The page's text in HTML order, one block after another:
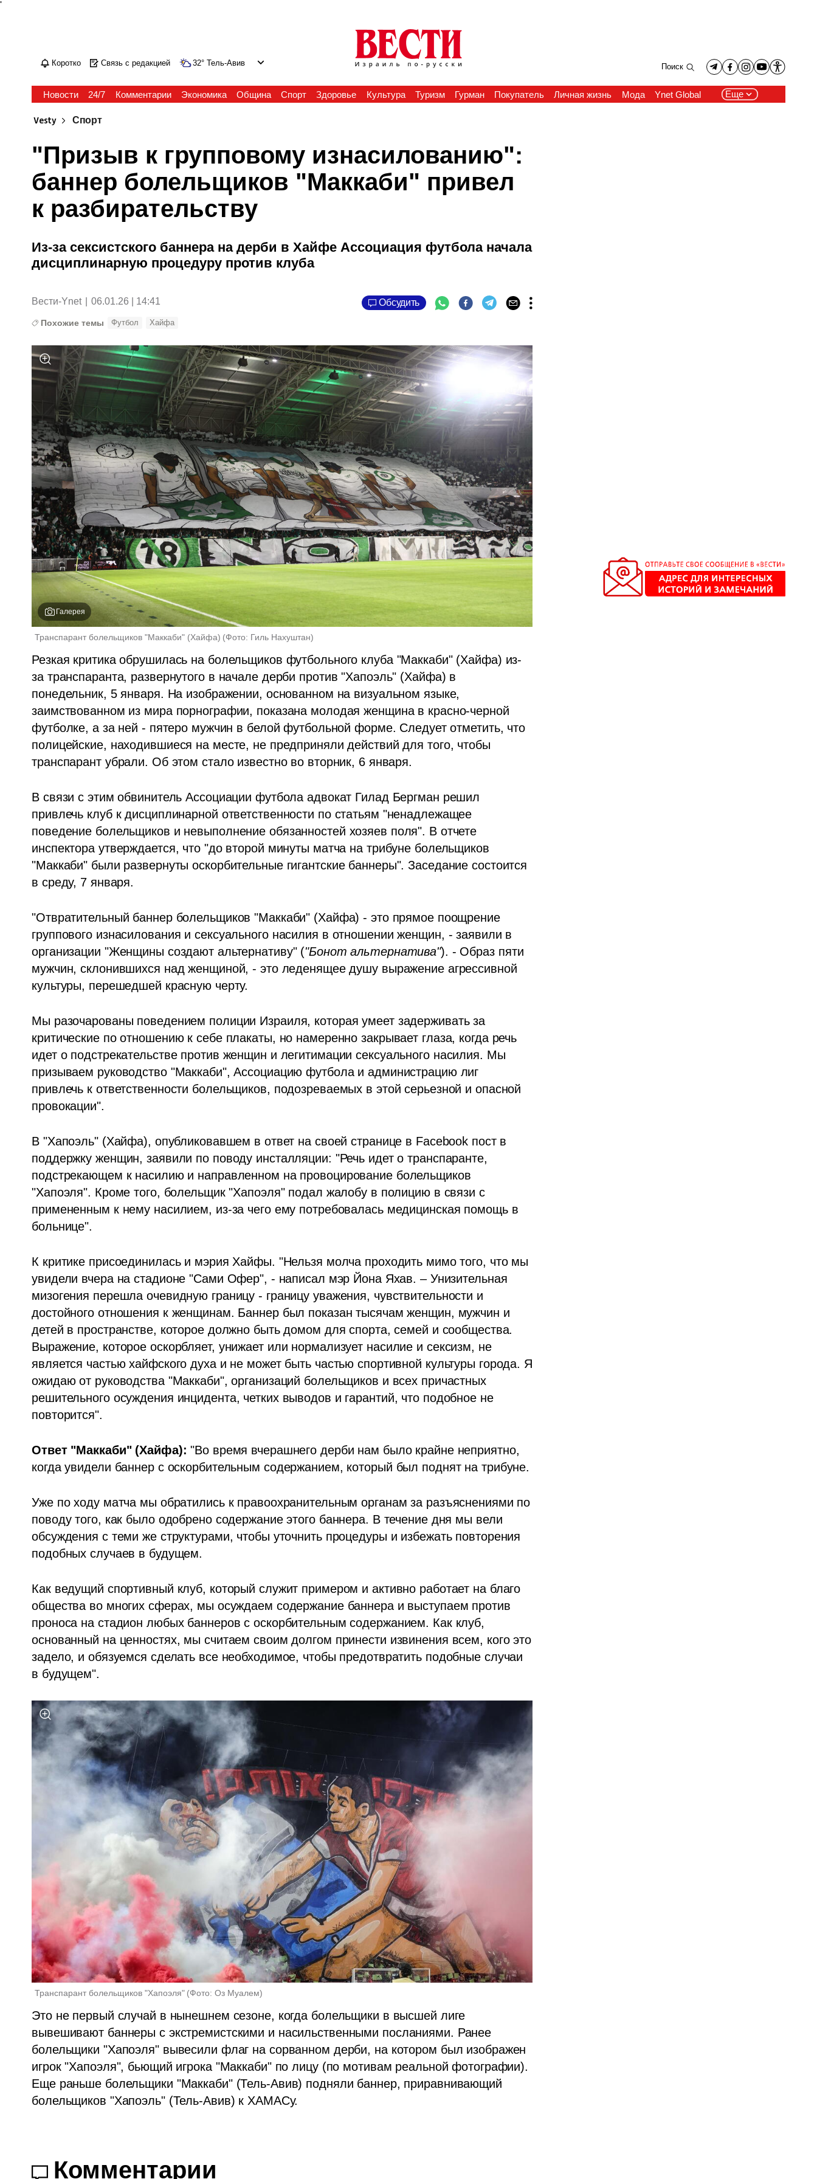
'
Коротко Связь с редакцией 32° Тель-Авив Поиск
Новости 24/7 Комментарии Экономика Община Спорт Здоровье Культура Туризм Гурман Покупатель Личная жизнь Мода Ynet Global Еще
Vesty Спорт
"Призыв к групповому изнасилованию":
баннер болельщиков "Маккаби" привел
к разбирательству
Из-за сексистского баннера на дерби в Хайфе Ассоциация футбола начала
дисциплинарную процедуру против клуба
Вести-Ynet 06.01.26 | 14:41 Обсудить
Похожие темы Футбол Хайфа
Галерея
Транспарант болельщиков "Маккаби" (Хайфа) (Фото: Гиль Нахуштан)
Резкая критика обрушилась на болельщиков футбольного клуба "Маккаби" (Хайфа) из-
за транспаранта, развернутого в начале дерби против "Хапоэль" (Хайфа) в
понедельник, 5 января. На изображении, основанном на визуальном языке,
заимствованном из мира порнографии, показана молодая женщина в красно-черной
футболке, а за ней - пятеро мужчин в белой футбольной форме. Следует отметить, что
полицейские, находившиеся на месте, не предприняли действий для того, чтобы
транспарант убрали. Об этом стало известно во вторник, 6 января.
В связи с этим обвинитель Ассоциации футбола адвокат Гилад Бергман решил
привлечь клуб к дисциплинарной ответственности по статьям "ненадлежащее
поведение болельщиков и невыполнение обязанностей хозяев поля". В отчете
инспектора утверждается, что "до второй минуты матча на трибуне болельщиков
"Маккаби" были развернуты оскорбительные гигантские баннеры". Заседание состоится
в среду, 7 января.
"Отвратительный баннер болельщиков "Маккаби" (Хайфа) - это прямое поощрение
группового изнасилования и сексуального насилия в отношении женщин, - заявили в
организации "Женщины создают альтернативу" ("Бонот альтернатива"). - Образ пяти
мужчин, склонившихся над женщиной, - это леденящее душу выражение агрессивной
культуры, перешедшей красную черту.
Мы разочарованы поведением полиции Израиля, которая умеет задерживать за
критические по отношению к себе плакаты, но намеренно закрывает глаза, когда речь
идет о подстрекательстве против женщин и легитимации сексуального насилия. Мы
призываем руководство "Маккаби", Ассоциацию футбола и администрацию лиг
привлечь к ответственности болельщиков, подозреваемых в этой серьезной и опасной
провокации".
В "Хапоэль" (Хайфа), опубликовавшем в ответ на своей странице в Facebook пост в
поддержку женщин, заявили по поводу инсталляции: "Речь идет о транспаранте,
подстрекающем к насилию и направленном на провоцирование болельщиков
"Хапоэля". Кроме того, болельщик "Хапоэля" подал жалобу в полицию в связи с
примененным к нему насилием, из-за чего ему потребовалась медицинская помощь в
больнице".
К критике присоединилась и мэрия Хайфы. "Нельзя молча проходить мимо того, что мы
увидели вчера на стадионе "Сами Офер", - написал мэр Йона Яхав. – Унизительная
мизогения перешла очевидную границу - границу уважения, чувствительности и
достойного отношения к женщинам. Баннер был показан тысячам женщин, мужчин и
детей в пространстве, которое должно быть домом для спорта, семей и сообщества.
Выражение, которое оскорбляет, унижает или нормализует насилие и сексизм, не
является частью хайфского духа и не может быть частью спортивной культуры города. Я
ожидаю от руководства "Маккаби", организаций болельщиков и всех причастных
решительного осуждения инцидента, четких выводов и гарантий, что подобное не
повторится".
Ответ "Маккаби" (Хайфа): "Во время вчерашнего дерби нам было крайне неприятно,
когда увидели баннер с оскорбительным содержанием, который был поднят на трибуне.
Уже по ходу матча мы обратились к правоохранительным органам за разъяснениями по
поводу того, как было одобрено содержание этого баннера. В течение дня мы вели
обсуждения с теми же структурами, чтобы уточнить процедуры и избежать повторения
подобных случаев в будущем.
Как ведущий спортивный клуб, который служит примером и активно работает на благо
общества во многих сферах, мы осуждаем содержание баннера и выступаем против
проноса на стадион любых баннеров с оскорбительным содержанием. Как клуб,
основанный на ценностях, мы считаем своим долгом принести извинения всем, кого это
задело, и обязуемся сделать все необходимое, чтобы предотвратить подобные случаи
в будущем".
Транспарант болельщиков "Хапоэля" (Фото: Оз Муалем)
Это не первый случай в нынешнем сезоне, когда болельщики в высшей лиге
вывешивают баннеры с экстремистскими и насильственными посланиями. Ранее
болельщики "Хапоэля" вывесили флаг на сорванном дерби, на котором был изображен
игрок "Хапоэля", бьющий игрока "Маккаби" по лицу (по мотивам реальной фотографии).
Еще раньше болельщики "Маккаби" (Тель-Авив) подняли баннер, приравнивающий
болельщиков "Хапоэль" (Тель-Авив) к ХАМАСу.
Комментарии